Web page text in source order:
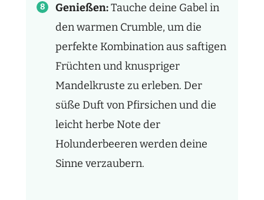
Genießen:Tauche deine Gabel in
den warmen Crumble, um die
perfekte Kombination aus saftigen
Früchten und knuspriger
Mandelkruste zu erleben. Der
süße Duft von Pfirsichen und die
leicht herbe Note der
Holunderbeeren werden deine
Sinne verzaubern.